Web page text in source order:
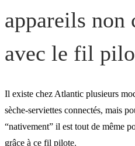
appareils non
avec le fil
Il existe chez Atlantic plusieurs
sèche-serviettes connectés, mais
“nativement” il est tout de même
grâce à ce fil pilote.